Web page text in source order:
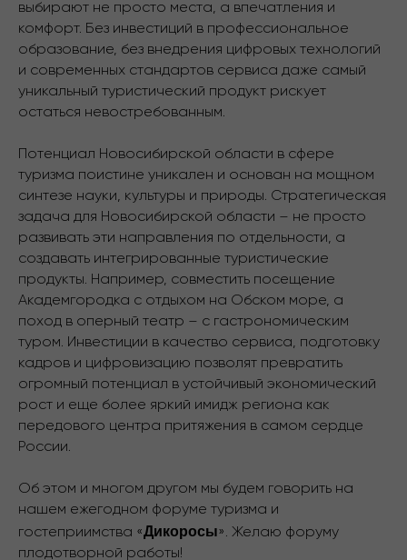
выбирают не просто места, а впечатления и
комфорт. Без инвестиций в профессиональное
образование, без внедрения цифровых технологий
и современных стандартов сервиса даже самый
уникальный туристический продукт рискует
остаться невостребованным.
Потенциал Новосибирской области в сфере
туризма поистине уникален и основан на мощном
синтезе науки, культуры и природы. Cтратегическая
задача для Новосибирской области – не просто
развивать эти направления по отдельности, а
создавать интегрированные туристические
продукты. Например, совместить посещение
Академгородка с отдыхом на Обском море, а
поход в оперный театр – с гастрономическим
туром. Инвестиции в качество сервиса, подготовку
кадров и цифровизацию позволят превратить
огромный потенциал в устойчивый экономический
рост и еще более яркий имидж региона как
передового центра притяжения в самом сердце
России.
Об этом и многом другом мы будем говорить на
нашем ежегодном форуме туризма и
гостеприимства «Дикоросы». Желаю форуму
плодотворной работы!